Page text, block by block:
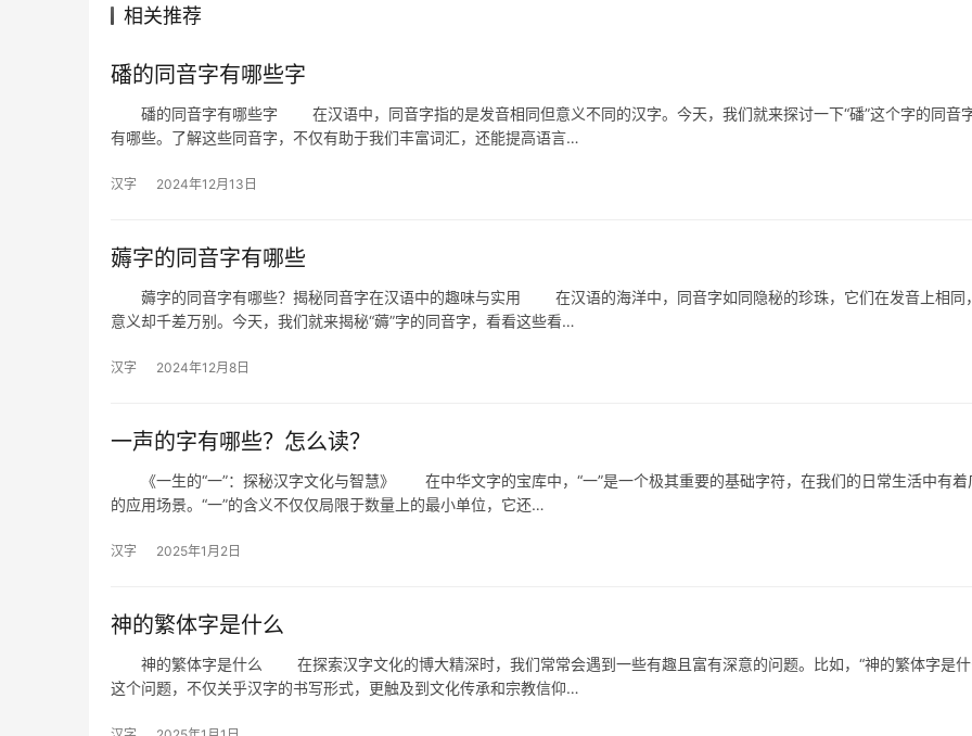
相关推荐
磻的同音字有哪些字
磻的同音字有哪些字 在汉语中，同音字指的是发音相同但意义不同的汉字。今天，我们就来探讨一下“磻”这个字的同音
有哪些。了解这些同音字，不仅有助于我们丰富词汇，还能提高语言…
汉字 2024年12月13日
薅字的同音字有哪些
薅字的同音字有哪些？揭秘同音字在汉语中的趣味与实用 在汉语的海洋中，同音字如同隐秘的珍珠，它们在发音上相同
意义却千差万别。今天，我们就来揭秘“薅”字的同音字，看看这些看…
汉字 2024年12月8日
一声的字有哪些？怎么读？
《一生的“一”：探秘汉字文化与智慧》 在中华文字的宝库中，“一”是一个极其重要的基础字符，在我们的日常生活中有着
的应用场景。“一”的含义不仅仅局限于数量上的最小单位，它还…
汉字 2025年1月2日
神的繁体字是什么
神的繁体字是什么 在探索汉字文化的博大精深时，我们常常会遇到一些有趣且富有深意的问题。比如，“神的繁体字是什
这个问题，不仅关乎汉字的书写形式，更触及到文化传承和宗教信仰…